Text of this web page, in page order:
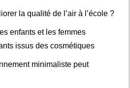
la qualité de l’air à l’école ?
enfants et les femmes
issus des cosmétiques
minimaliste peut